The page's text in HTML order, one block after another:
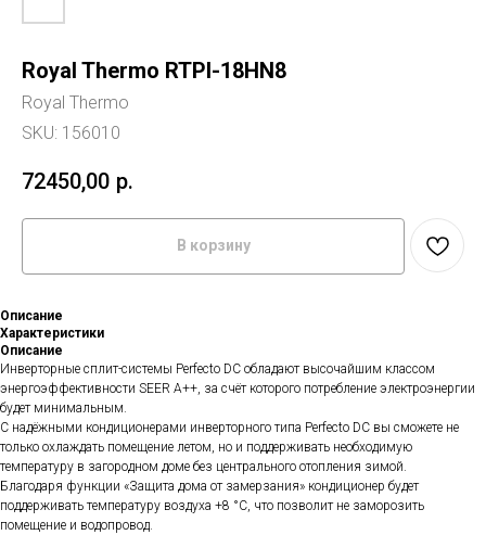
Royal Thermo RTPI-18HN8
Royal Thermo
SKU: 156010
72450,00 р.
В корзину
Описание
Характеристики
Описание
Инверторные сплит-системы Perfecto DC обладают высочайшим классом
энергоэффективности SEER A++, за счёт которого потребление электроэнергии
будет минимальным.
С надёжными кондиционерами инверторного типа Perfecto DC вы сможете не
только охлаждать помещение летом, но и поддерживать необходимую
температуру в загородном доме без центрального отопления зимой.
Благодаря функции «Защита дома от замерзания» кондиционер будет
поддерживать температуру воздуха +8 °С, что позволит не заморозить
помещение и водопровод.